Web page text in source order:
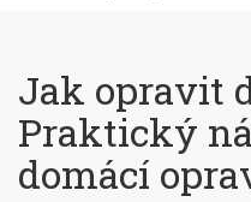
Jak opravit
Praktický
domácí